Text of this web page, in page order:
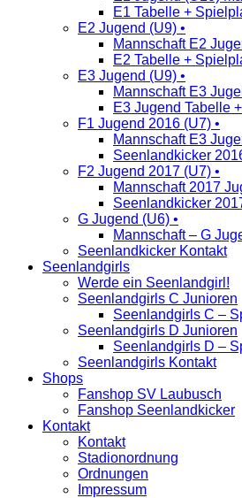
E1 Tabelle +
E2 Jugend (U9) •
Mannschaft E2
E2 Tabelle +
E3 Jugend (U9) •
Mannschaft E3
E3 Jugend Tabelle
F1 Jugend 2016 (U7) •
Mannschaft E3
Seenlandkicker
F2 Jugend 2017 (U7) •
Mannschaft 2017
Seenlandkicker
G Jugend (U6) •
Mannschaft – G
Seenlandkicker Kontakt
Seenlandgirls
Werde ein Seenlandgirl!
Seenlandgirls C Junioren
Seenlandgirls C –
Seenlandgirls D Junioren
Seenlandgirls D –
Seenlandgirls Kontakt
Shops
Fanshop SV Laubusch
Fanshop Seenlandkicker
Kontakt
Kontakt
Stadionordnung
Ordnungen
Impressum